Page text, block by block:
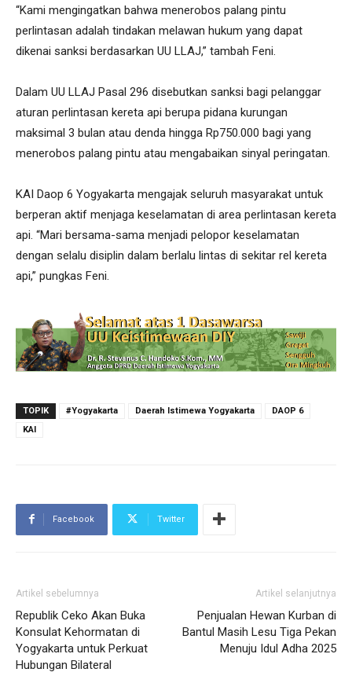
“Kami mengingatkan bahwa menerobos palang pintu
perlintasan adalah tindakan melawan hukum yang dapat
dikenai sanksi berdasarkan UU LLAJ,” tambah Feni.
Dalam UU LLAJ Pasal 296 disebutkan sanksi bagi pelanggar
aturan perlintasan kereta api berupa pidana kurungan
maksimal 3 bulan atau denda hingga Rp750.000 bagi yang
menerobos palang pintu atau mengabaikan sinyal peringatan.
KAI Daop 6 Yogyakarta mengajak seluruh masyarakat untuk
berperan aktif menjaga keselamatan di area perlintasan kereta
api. “Mari bersama-sama menjadi pelopor keselamatan
dengan selalu disiplin dalam berlalu lintas di sekitar rel kereta
api,” pungkas Feni.
TOPIK #Yogyakarta Daerah Istimewa Yogyakarta
DAOP 6
KAI
Facebook Twitter
Artikel sebelumnya
Republik Ceko Akan Buka
Konsulat Kehormatan di
Yogyakarta untuk Perkuat
Hubungan Bilateral
Artikel selanjutnya
Penjualan Hewan Kurban di
Bantul Masih Lesu Tiga Pekan
Menuju Idul Adha 2025